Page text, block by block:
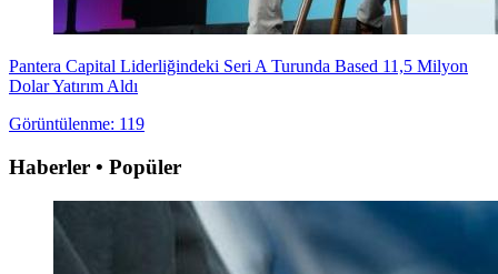
Pantera Capital Liderliğindeki Seri A Turunda Based 11,5 Milyon
Dolar Yatırım Aldı
Görüntülenme: 119
Haberler • Popüler